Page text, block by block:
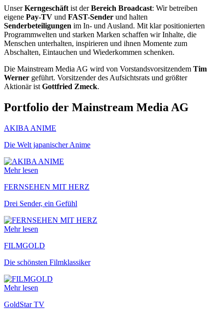
UnserKerngeschäft ist derBereich Broadcast: Wir betreiben
eigene Pay-TV und FAST-Sender und halten
Senderbeteiligungen im In- und Ausland. Mit klar positionierten
Programmwelten und starken Marken schaffen wir Inhalte, die
Menschen unterhalten, inspirieren und ihnen Momente zum
Abschalten, Eintauchen und Wiederkommen schenken.
Die Mainstream Media AG wird von Vorstandsvorsitzendem Tim
Werner geführt. Vorsitzender des Aufsichtsrats und größter
Aktionär ist Gottfried Zmeck.
Portfolio der Mainstream Media AG
AKIBA ANIME
Die Welt japanischer Anime
Mehr lesen
FERNSEHEN MIT HERZ
Drei Sender, ein Gefühl
Mehr lesen
FILMGOLD
Die schönsten Filmklassiker
Mehr lesen
GoldStar TV